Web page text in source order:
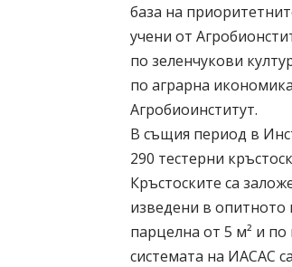
база на
учени от
по зеленчукови
по аграрна
Агробиоинститут.
В същия период в
290 тестерни
Кръстоските са
изведени в опитното
парцелна от 5 м² и
системата на ИАСАС